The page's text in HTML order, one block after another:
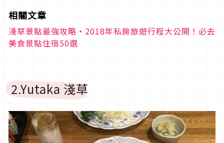
相關文章
淺草景點最強攻略・2018年私房旅遊行程大公開！必去
美食景點住宿50選
2.Yutaka 淺草